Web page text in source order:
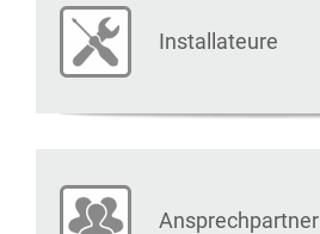
Installateure
Ansprechpartner